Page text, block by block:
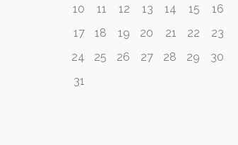
10
11 12 13 14 15
16
17
18 19 20 21 22
23
24
25 26 27 28 29
30
31